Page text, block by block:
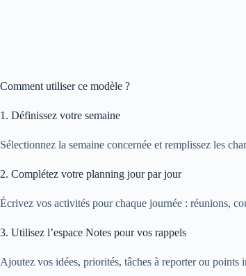
Comment utiliser ce modèle ?
1. Définissez votre semaine
Sélectionnez la semaine concernée et remplissez les
2. Complétez votre planning jour par jour
Écrivez vos activités pour chaque journée : réunions,
3. Utilisez l’espace Notes pour vos rappels
Ajoutez vos idées, priorités, tâches à reporter ou points